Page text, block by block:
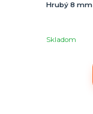
Hrubý 8
Skladom